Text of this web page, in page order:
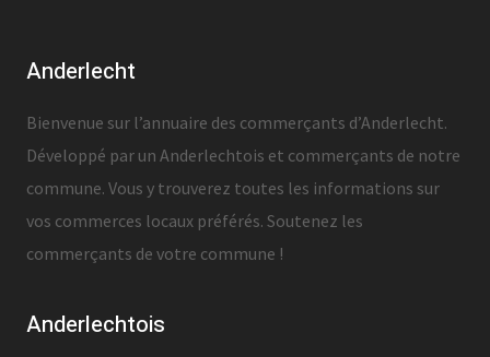
Anderlecht
Bienvenue sur l’annuaire des commerçants d’Anderlecht.
Développé par un Anderlechtois et commerçants de notre
commune. Vous y trouverez toutes les informations sur
vos commerces locaux préférés. Soutenez les
commerçants de votre commune !
Anderlechtois